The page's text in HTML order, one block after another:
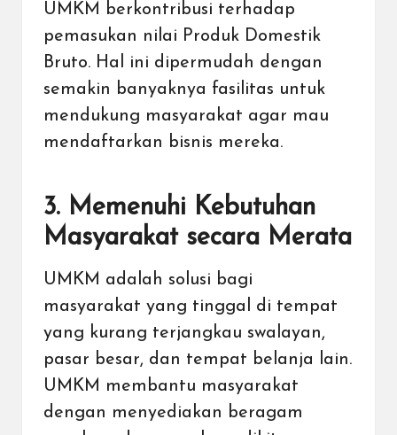
UMKM berkontribusi terhadap
pemasukan nilai Produk Domestik
Bruto. Hal ini dipermudah dengan
semakin banyaknya fasilitas untuk
mendukung masyarakat agar mau
mendaftarkan bisnis mereka.
3. Memenuhi Kebutuhan
Masyarakat secara Merata
UMKM adalah solusi bagi
masyarakat yang tinggal di tempat
yang kurang terjangkau swalayan,
pasar besar, dan tempat belanja lain.
UMKM membantu masyarakat
dengan menyediakan beragam